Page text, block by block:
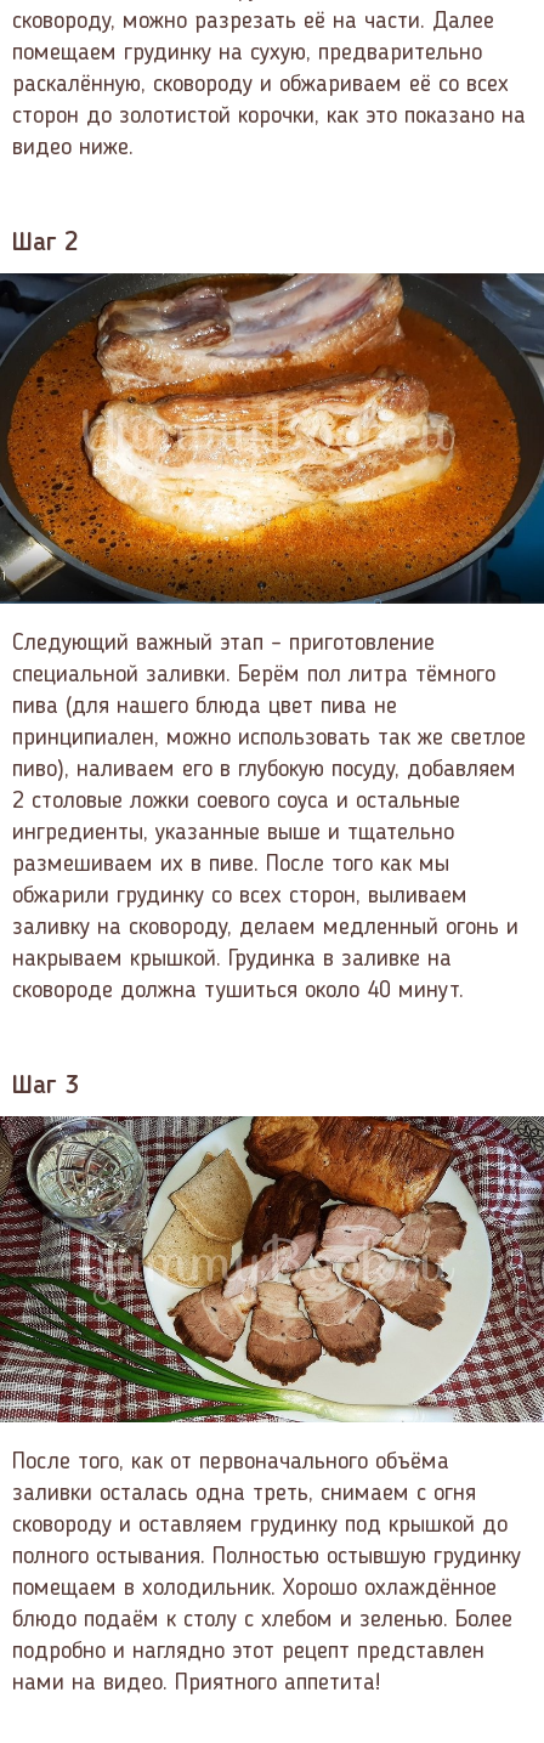
сковороду, можно разрезать её на части. Далее
помещаем грудинку на сухую, предварительно
раскалённую, сковороду и обжариваем её со всех
сторон до золотистой корочки, как это показано на
видео ниже.
Шаг 2
Следующий важный этап – приготовление
специальной заливки. Берём пол литра тёмного
пива (для нашего блюда цвет пива не
принципиален, можно использовать так же светлое
пиво), наливаем его в глубокую посуду, добавляем
2 столовые ложки соевого соуса и остальные
ингредиенты, указанные выше и тщательно
размешиваем их в пиве. После того как мы
обжарили грудинку со всех сторон, выливаем
заливку на сковороду, делаем медленный огонь и
накрываем крышкой. Грудинка в заливке на
сковороде должна тушиться около 40 минут.
Шаг 3
После того, как от первоначального объёма
заливки осталась одна треть, снимаем с огня
сковороду и оставляем грудинку под крышкой до
полного остывания. Полностью остывшую грудинку
помещаем в холодильник. Хорошо охлаждённое
блюдо подаём к столу с хлебом и зеленью. Более
подробно и наглядно этот рецепт представлен
нами на видео. Приятного аппетита!